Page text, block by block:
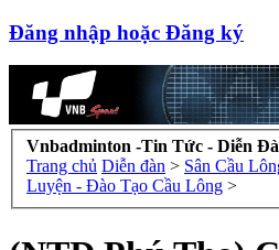
Đăng nhập hoặc Đăng ký
Vnbadminton -Tin Tức - Diễn
Trang chủ Diễn đàn > Sân Cầu
Luyện - Đào Tạo Cầu Lông >